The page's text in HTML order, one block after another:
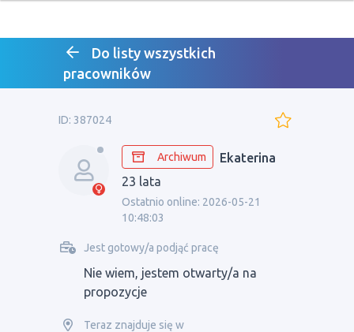
Do listy wszystkich
pracowników
ID: 387024
Archiwum
Ekaterina
23 lata
Ostatnio online: 2026-05-21
10:48:03
Jest gotowy/a podjąć pracę
Nie wiem, jestem otwarty/a na
propozycje
Teraz znajduje się w